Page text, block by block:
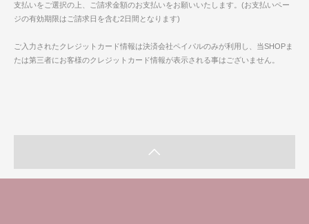
支払いをご選択の上、ご請求金額のお支払いをお願いいたします。(お支払いペー
ジの有効期限はご請求日を含む2日間となります)
ご入力されたクレジットカード情報は決済会社ペイパルのみが利用し、当SHOPま
たは第三者にお客様のクレジットカード情報が表示される事はございません。